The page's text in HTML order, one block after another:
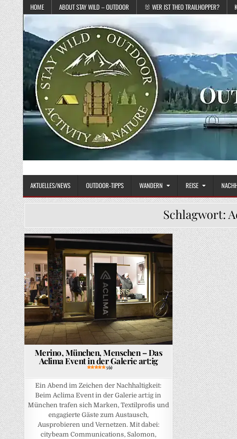
Skip to content
HOME ABOUT STAY WILD – OUTDOOR 🐰 WER IST THEO TRAILHOPPER?
STAY WILD – OUTDOOR
AKTUELLES/NEWS OUTDOOR-TIPPS WANDERN REISE
Schlagwort:
Posted in
Merino, München, Menschen – Das
Aclima Event in der Galerie art:ig
5 (1)
Ein Abend im Zeichen der Nachhaltigkeit:
Beim Aclima Event in der Galerie art:ig in
München trafen sich Marken, Textilprofis und
engagierte Gäste zum Austausch,
Ausprobieren und Vernetzen. Mit dabei:
citybeam Communications, Salomon,